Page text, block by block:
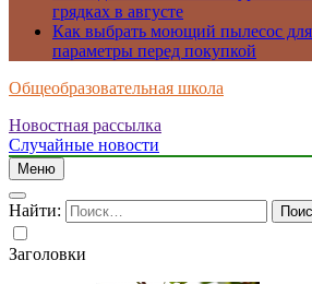
грядках в августе
Как выбрать моющий пылесос
параметры перед покупкой
Общеобразовательная школа
Новостная рассылка
Случайные новости
Меню
Найти:
Заголовки